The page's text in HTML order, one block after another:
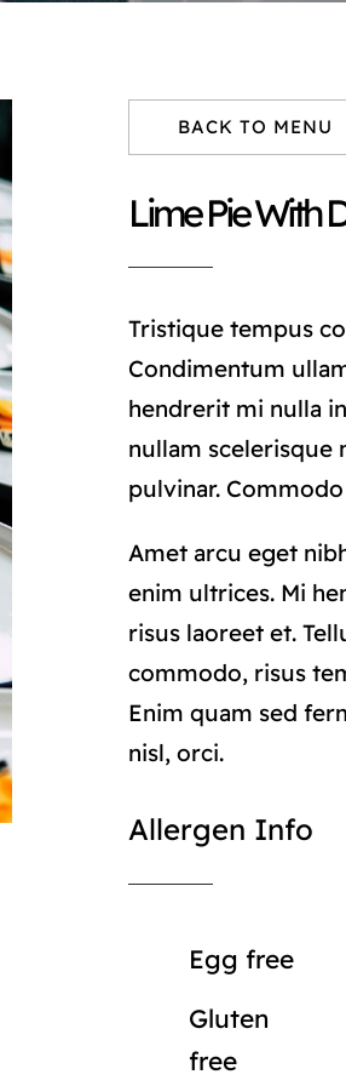
BACK TO MENU
Lime Pie With
Tristique tempus
Condimentum
hendrerit mi nulla
nullam
pulvinar.
Amet arcu eget
enim ultrices. Mi
risus laoreet et.
commodo, risus
Enim quam sed
nisl, orci.
Allergen Info
Egg free
Gluten
free